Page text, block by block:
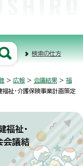
検索の仕方
> 広報 > 会議結果 > 福
祉・介護保険事業計画策定
祉・
会議結